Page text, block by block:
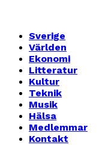
Sverige
Världen
Ekonomi
Litteratur
Kultur
Teknik
Musik
Hälsa
Medlemmar
Kontakt